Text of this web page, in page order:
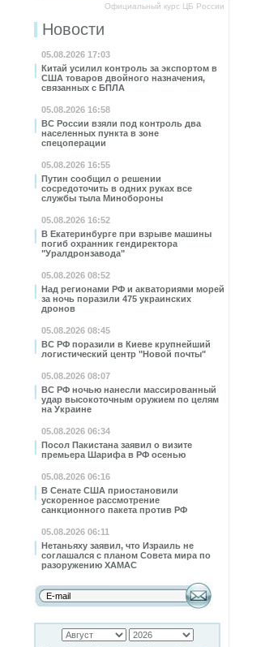
Официальный курс ЦБ России
Новости
05.08.2026 17:03
Китай усилил контроль за экспортом в
США товаров двойного назначения,
связанных с БПЛА
05.08.2026 16:58
ВС России взяли под контроль два
населенных пункта в зоне
спецоперации
05.08.2026 16:55
Путин сообщил о решении
сосредоточить в одних руках все
службы тыла Минобороны
05.08.2026 16:52
В Екатеринбурге при взрыве машины
погиб охранник гендиректора
"Уралдронзавода"
05.08.2026 08:52
Над регионами РФ и акваториями морей
за ночь поразили 475 украинских
дронов
05.08.2026 08:45
ВС РФ поразили в Киеве крупнейший
логистический центр "Новой почты"
05.08.2026 08:07
ВС РФ ночью нанесли массированный
удар высокоточным оружием по целям
на Украине
05.08.2026 06:34
Посол Пакистана заявил о визите
премьера Шарифа в РФ осенью
05.08.2026 06:16
В Сенате США приостановили
ускоренное рассмотрение
санкционного пакета против РФ
05.08.2026 06:11
Нетаньяху заявил, что Израиль не
соглашался с планом Совета мира по
разоружению ХАМАС